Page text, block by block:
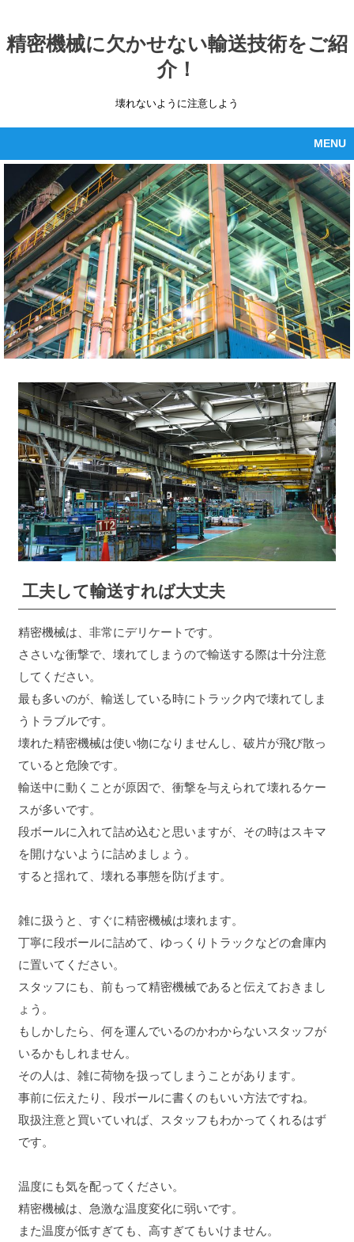
精密機械に欠かせない輸送技術をご紹
介！
壊れないように注意しよう
MENU
工夫して輸送すれば大丈夫
精密機械は、非常にデリケートです。
ささいな衝撃で、壊れてしまうので輸送する際は十分注意
してください。
最も多いのが、輸送している時にトラック内で壊れてしま
うトラブルです。
壊れた精密機械は使い物になりませんし、破片が飛び散っ
ていると危険です。
輸送中に動くことが原因で、衝撃を与えられて壊れるケー
スが多いです。
段ボールに入れて詰め込むと思いますが、その時はスキマ
を開けないように詰めましょう。
すると揺れて、壊れる事態を防げます。
雑に扱うと、すぐに精密機械は壊れます。
丁寧に段ボールに詰めて、ゆっくりトラックなどの倉庫内
に置いてください。
スタッフにも、前もって精密機械であると伝えておきまし
ょう。
もしかしたら、何を運んでいるのかわからないスタッフが
いるかもしれません。
その人は、雑に荷物を扱ってしまうことがあります。
事前に伝えたり、段ボールに書くのもいい方法ですね。
取扱注意と買いていれば、スタッフもわかってくれるはず
です。
温度にも気を配ってください。
精密機械は、急激な温度変化に弱いです。
また温度が低すぎても、高すぎてもいけません。